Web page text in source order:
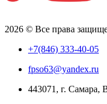
2026 © Все права
+7(846) 333-40-05
fpso63@yandex.ru
443071, г. Самара,